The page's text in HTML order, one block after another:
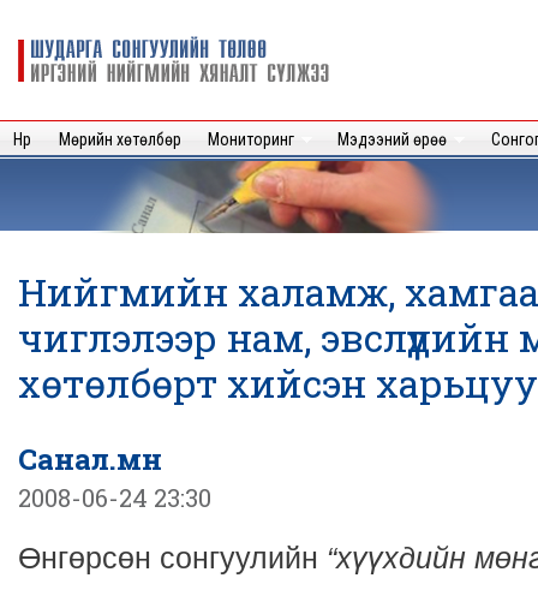
Шударга
сонгуулийн
нийгмийн
хяналт
Нүүр Мөрийн хөтөлбөр Мониторинг Мэдээний өрөө
Нийгмийн халамж,
чиглэлээр нам,
хөтөлбөрт хийсэн
Санал.мн
2008-06-24 23:30
Өнгөрсөн сонгуулийн “хүүхдийн